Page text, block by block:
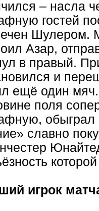
– насла
гостей
Шулером.
Азар,
в правый.
и
ещё один
поля
обыграл
славно
игрок